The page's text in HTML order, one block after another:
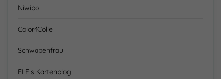
Niwibo
Color4Colle
Schwabenfrau
ELFis Kartenblog